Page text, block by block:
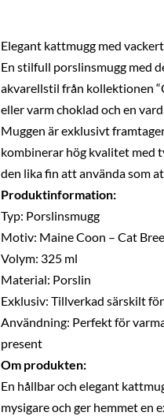
Elegant kattmugg med
En stilfull porslinsmugg med
akvarellstil från kollektionen
eller varm choklad och en
Muggen är exklusivt
kombinerar hög kvalitet med
den lika fin att använda som
Produktinformation:
Typ: Porslinsmugg
Motiv: Maine Coon – Cat
Volym: 325 ml
Material: Porslin
Exklusiv: Tillverkad särskilt
Användning: Perfekt för
present
Om produkten:
En hållbar och elegant
mysigare och ger hemmet en